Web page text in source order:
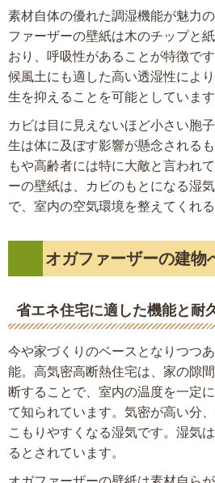
素材自体の優れた調湿機能が魅力
ファーザーの壁紙は木のチップと
おり、呼吸性があることが特徴で
候風土にも適した高い透湿性によ
生を抑えることを可能としています
カビは目に見えないほど小さい胞
生は体に及ぼす影響が懸念される
もや高齢者には特に大敵と言われ
ーの壁紙は、カビのもとになる湿
で、室内の空気環境を整えてくれ
オガファーザーの建物
省エネ住宅に適した機能と耐
今や家づくりのベースとなりつつ
能。高気密高断熱住宅は、家の隙
断することで、室内の温度を一定
て知られています。気密が高い分
こもりやすくなる湿気です。湿気
るとされています。